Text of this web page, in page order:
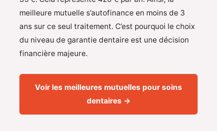
meilleure mutuelle s’autofinance en moins de 3
ans sur ce seul traitement. C’est pourquoi le choix
du niveau de garantie dentaire est une décision
financière majeure.
Voir les meilleures mutuelles pour soins
dentaires →